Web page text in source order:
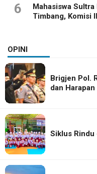
6
Mahasiswa
Timbang, Komisi
OPINI
Brigjen Pol.
dan
Siklus Rindu